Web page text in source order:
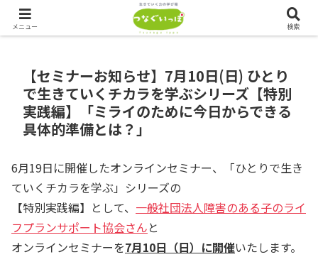
つなぐいっぽでは、ただいま会員を募集しております！！
【セミナーお知らせ】7月10日(日) ひとり
で生きていくチカラを学ぶシリーズ【特別
実践編】「ミライのために今日からできる
具体的準備とは？」
6月19日に開催したオンラインセミナー、「ひとりで生き
ていくチカラを学ぶ」シリーズの
【特別実践編】として、 一般社団法人障害のある子のライ
フプランサポート協会さんと
オンラインセミナーを7月10日（日）に開催いたします。
メニュー 検索